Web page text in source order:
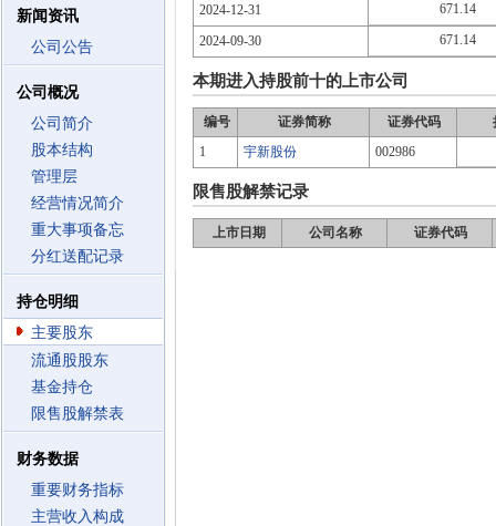
新闻资讯
公司公告
公司概况
公司简介
股本结构
管理层
经营情况简介
重大事项备忘
分红送配记录
持仓明细
主要股东
流通股股东
基金持仓
限售股解禁表
财务数据
重要财务指标
主营收入构成
2024-12-31 671.14
2024-09-30 671.14
本期进入持股前十的上市公司
编号 证券简称 证券代码
1
宇新股份 002986
限售股解禁记录
上市日期 公司名称 证券代码